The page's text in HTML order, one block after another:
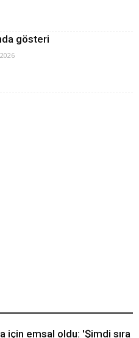
gösteri
için emsal oldu: 'Şimdi sıra